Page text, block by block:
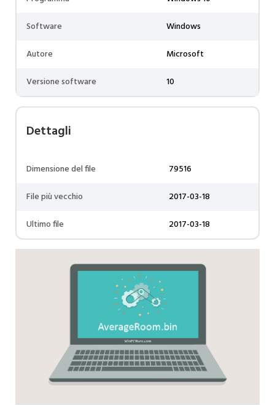
Software
Windows
Autore
Microsoft
Versione software
10
Dettagli
Dimensione del file
79516
File più vecchio
2017-03-18
Ultimo file
2017-03-18